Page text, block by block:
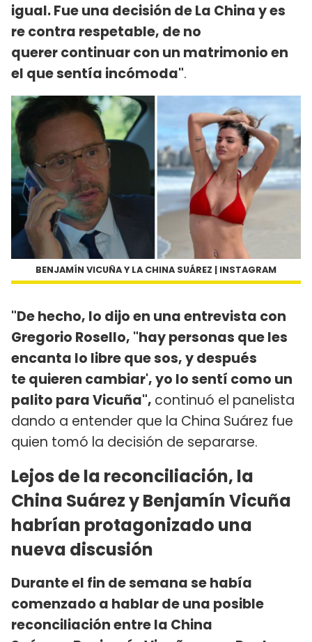
igual. Fue una decisión de La China y es
re contra respetable, de no
querer continuar con un matrimonio en
el que sentía incómoda".
BENJAMÍN VICUÑA Y LA CHINA SUÁREZ | INSTAGRAM
"De hecho, lo dijo en una entrevista con
Gregorio Rosello, "hay personas que les
encanta lo libre que sos, y después
te quieren cambiar', yo lo sentí como un
palito para Vicuña", continuó el panelista
dando a entender que la China Suárez fue
quien tomó la decisión de separarse.
Lejos de la reconciliación, la
China Suárez y Benjamín Vicuña
habrían protagonizado una
nueva discusión
Durante el fin de semana se había
comenzado a hablar de una posible
reconciliación entre la China